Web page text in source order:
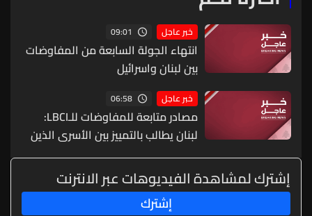
خبر عاجل 09:01
انتهاء الجولة السابعة من المفاوضات
بين لبنان واسرائيل
خبر عاجل 06:58
مصادر متابعة للمفاوضات للـLBCI:
لبنان يطالب بالتمييز بين الأسرى الذين
اعتُقلوا أثناء القتال والآخرين عند تفقد
منازلهم من وهؤلاء يفترض إطلاقهم
بسرعة
إشترك لمشاهدة الفيديوهات عبر الانترنت
إشترك